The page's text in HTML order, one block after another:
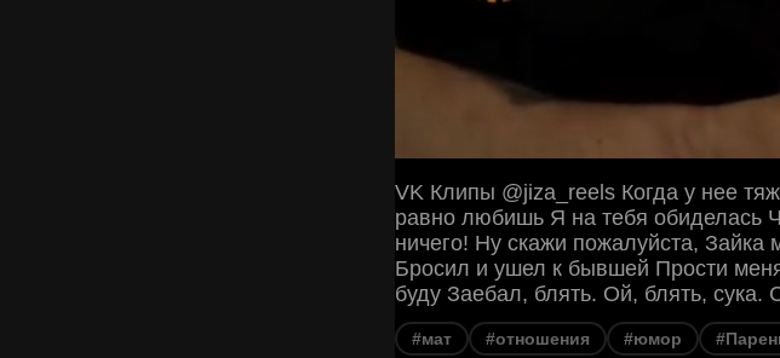
VK Клипы @jiza_reels Когда у нее
равно любишь Я на тебя обиделась
ничего! Ну скажи пожалуйста, Зайка
Бросил и ушел к бывшей Прости
буду Заебал, блять. Ой, блять, сука.
#мат #отношения #юмор